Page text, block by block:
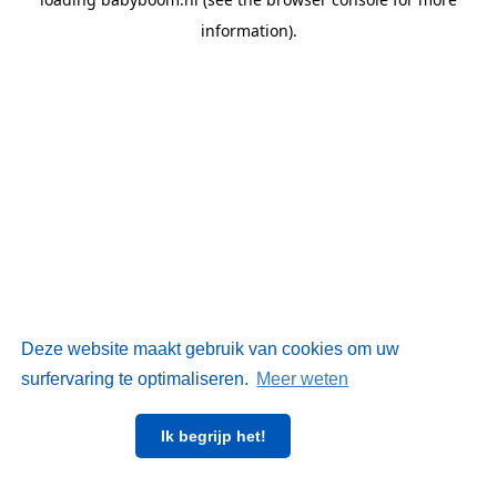
Deze website maakt gebruik van cookies om uw
surfervaring te optimaliseren. Meer weten
Ik begrijp het!
information).